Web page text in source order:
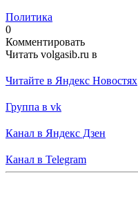
Политика
0
Комментировать
Читать volgasib.ru в
Читайте в Яндекс Новостях
Группа в vk
Канал в Яндекс Дзен
Канал в Telegram